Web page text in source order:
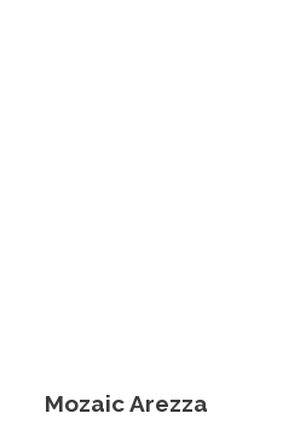
Mozaic Arezza